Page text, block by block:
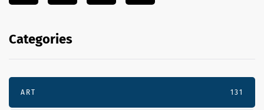
Categories
ART 131